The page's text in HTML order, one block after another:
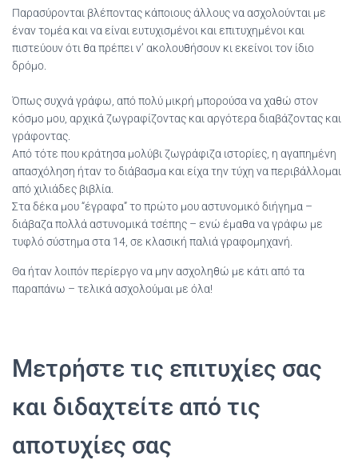
Παρασύρονται βλέποντας κάποιους άλλους να ασχολούνται με
έναν τομέα και να είναι ευτυχισμένοι και επιτυχημένοι και
πιστεύουν ότι θα πρέπει ν’ ακολουθήσουν κι εκείνοι τον ίδιο
δρόμο.
Όπως συχνά γράφω, από πολύ μικρή μπορούσα να χαθώ στον
κόσμο μου, αρχικά ζωγραφίζοντας και αργότερα διαβάζοντας και
γράφοντας.
Από τότε που κράτησα μολύβι ζωγράφιζα ιστορίες, η αγαπημένη
απασχόληση ήταν το διάβασμα και είχα την τύχη να περιβάλλομαι
από χιλιάδες βιβλία.
Στα δέκα μου “έγραφα” το πρώτο μου αστυνομικό διήγημα –
διάβαζα πολλά αστυνομικά τσέπης – ενώ έμαθα να γράφω με
τυφλό σύστημα στα 14, σε κλασική παλιά γραφομηχανή.
Θα ήταν λοιπόν περίεργο να μην ασχοληθώ με κάτι από τα
παραπάνω – τελικά ασχολούμαι με όλα!
Μετρήστε τις επιτυχίες σας
και διδαχτείτε από τις
αποτυχίες σας